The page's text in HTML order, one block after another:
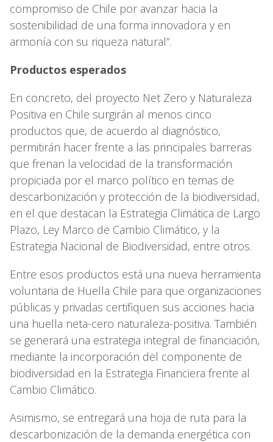
compromiso de Chile por avanzar hacia la
sostenibilidad de una forma innovadora y en
armonía con su riqueza natural”.
Productos esperados
En concreto, del proyecto Net Zero y Naturaleza
Positiva en Chile surgirán al menos cinco
productos que, de acuerdo al diagnóstico,
permitirán hacer frente a las principales barreras
que frenan la velocidad de la transformación
propiciada por el marco político en temas de
descarbonización y protección de la biodiversidad,
en el que destacan la Estrategia Climática de Largo
Plazo, Ley Marco de Cambio Climático, y la
Estrategia Nacional de Biodiversidad, entre otros.
Entre esos productos está una nueva herramienta
voluntaria de Huella Chile para que organizaciones
públicas y privadas certifiquen sus acciones hacia
una huella neta-cero naturaleza-positiva. También
se generará una estrategia integral de financiación,
mediante la incorporación del componente de
biodiversidad en la Estrategia Financiera frente al
Cambio Climático.
Asimismo, se entregará una hoja de ruta para la
descarbonización de la demanda energética con